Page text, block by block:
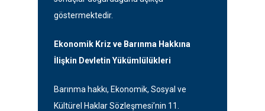
göstermektedir.
Ekonomik Kriz ve Barınma Hakkına
İlişkin Devletin Yükümlülükleri
Barınma hakkı, Ekonomik, Sosyal ve
Kültürel Haklar Sözleşmesi’nin 11.